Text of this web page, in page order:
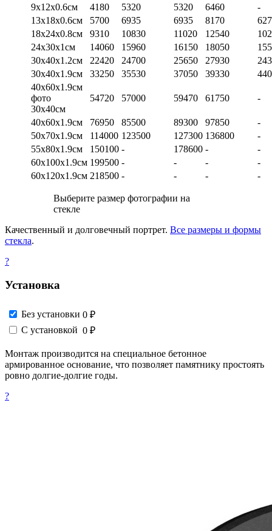
9х12х0.6см
4180 5320 5320 6460
-
13х18х0.6см
5700 6935 6935 8170
18х24х0.8см
9310 10830 11020 12540
24х30х1см
14060 15960 16150 18050
30х40х1.2см
22420 24700 25650 27930
30х40х1.9см
33250 35530 37050 39330
40х60х1.9см
фото
30х40см
54720 57000 59470 61750 -
40х60х1.9см 76950 85500 89300 97850
-
50х70х1.9см
114000 123500 127300 136800
-
55х80х1.9см
150100 - 178600 -
-
60х100х1.9см 199500 - - -
-
60х120х1.9см 218500 - - - -
Выберите размер фотографии на
стекле
Качественный и долговечный портрет. Все размеры и формы
стекла.
?
Установка
Без установки 0 ₽
С установкой 0 ₽
Монтаж производится на специальное бетонное
армированное основание, что позволяет памятнику простоять
ровно долгие-долгие годы.
?